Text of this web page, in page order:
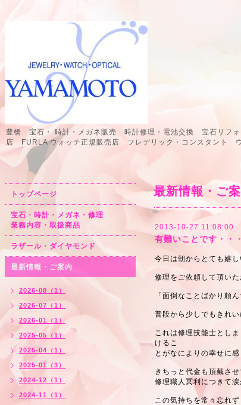
豊橋 宝石・ 時計・メガネ販売 時計修理・電池交換 宝石リフ
店 FURLA ウォッチ正規販売店 フレデリック・コンスタ
最新情報・ご
2013-10-27 11:08:00
有難いことです・・
今日は朝からとても嬉し
修理をご依頼して頂い
「面倒なことばかり頼
普段から少しでもきれ
これは修理技能士とし
けるこ
とがなによりの幸せに感
きちっと代金も頂戴さ
修理職人冥利につきて涙
この気持ちを常々忘れ
トップページ
宝石・時計・メガネ・修理
業務内容・取扱商品
ラザール・ダイヤモンド
最新情報・ご案内
2026-08（1）
2026-07（1）
2026-01（1）
2025-05（1）
2025-04（1）
2025-01（3）
2024-12（1）
2024-11（1）